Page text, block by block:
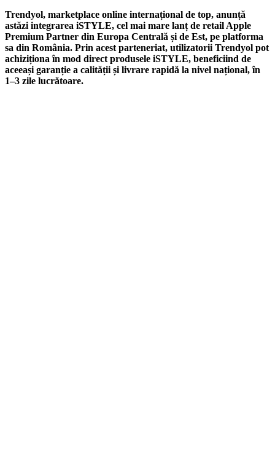
Trendyol, marketplace online internațional de top, anunță
astăzi integrarea iSTYLE, cel mai mare lanț de retail Apple
Premium Partner din Europa Centrală și de Est, pe platforma
sa din România. Prin acest parteneriat, utilizatorii Trendyol pot
achiziționa în mod direct produsele iSTYLE, beneficiind de
aceeași garanție a calității și livrare rapidă la nivel național, în
1–3 zile lucrătoare.